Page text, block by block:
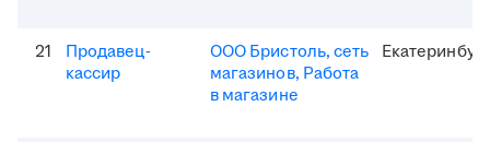
21
Продавец-
кассир
ООО Бристоль, сеть
магазинов, Работа
в магазине